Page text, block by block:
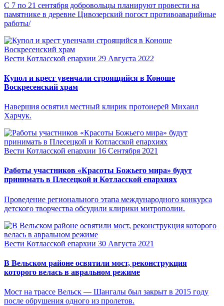
С 7 по 21 сентября добровольцы планируют провести на
памятнике в деревне Цивозерский погост противоаварийные
работы/
Вести Котласской епархии 29 Августа 2022
Купол и крест увенчали строящийся в Коноше
Воскресенский храм
Навершия освятил местный клирик протоиерей Михаил
Харчук.
Вести Котласской епархии 16 Сентября 2021
Работы участников «Красоты Божьего мира» будут
принимать в Плесецкой и Котласской епархиях
Проведение регионального этапа международного конкурса
детского творчества обсудили клирики митрополии.
Вести Котласской епархии 30 Августа 2021
В Вельском районе освятили мост, реконструкция
которого велась в авральном режиме
Мост на трассе Вельск — Шангалы был закрыт в 2015 году
после обрушения одного из пролетов.